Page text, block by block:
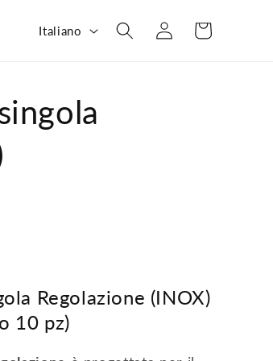
u
Italiano Accedi Carrello
Regolazione (INOX)
10 pz)